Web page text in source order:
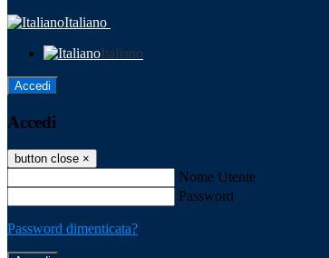
Italiano
Italiano
Accedi
Accedi
button close ×
Nome Utente
Password
Password dimenticata?